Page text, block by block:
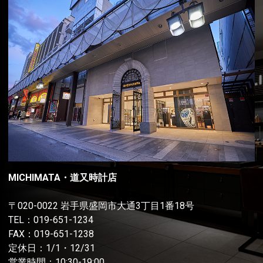
MICHIMATA・道又時計店
〒020-0022 岩手県盛岡市大通3丁目1番18号
TEL： 019-651-1234
FAX：019-651-1238
定休日：1/1・12/31